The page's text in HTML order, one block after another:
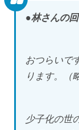
●林さんの
おつらいで
ります。（
少子化の世